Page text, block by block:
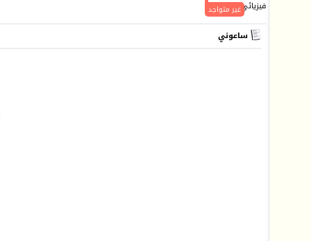
غير متواجد
فيزيائي جـديد
ساعوني